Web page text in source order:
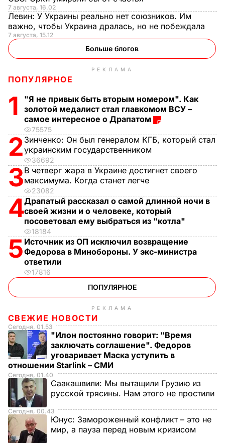
7 августа, 16.02
Левин: У Украины реально нет союзников. Им
важно, чтобы Украина дралась, но не побеждала
7 августа, 15.12
Больше блогов
РЕКЛАМА
ПОПУЛЯРНОЕ
1
"Я не привык быть вторым номером". Как
золотой медалист стал главкомом ВСУ –
самое интересное о Драпатом
75575
2 Зинченко: Он был генералом КГБ, который стал
украинским государственником
36692
3В четверг жара в Украине достигнет своего
максимума. Когда станет легче
23082
4Драпатый рассказал о самой длинной ночи в
своей жизни и о человеке, который
посоветовал ему выбраться из "котла"
18184
5 Источник из ОП исключил возвращение
Федорова в Минобороны. У экс-министра
ответили
17816
ПОПУЛЯРНОЕ
РЕКЛАМА
СВЕЖИЕ НОВОСТИ
Сегодня, 01.53
"Илон постоянно говорит: "Время
заключать соглашение". Федоров
уговаривает Маска уступить в
отношении Starlink – СМИ
Сегодня, 01.40
Саакашвили: Мы вытащили Грузию из
русской трясины. Нам этого не простили
Сегодня, 00.43
Юнус: Замороженный конфликт – это не
мир, а пауза перед новым кризисом